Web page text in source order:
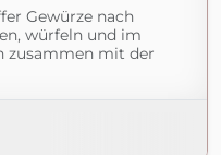
Gewürze nach
würfeln und im
zusammen mit der